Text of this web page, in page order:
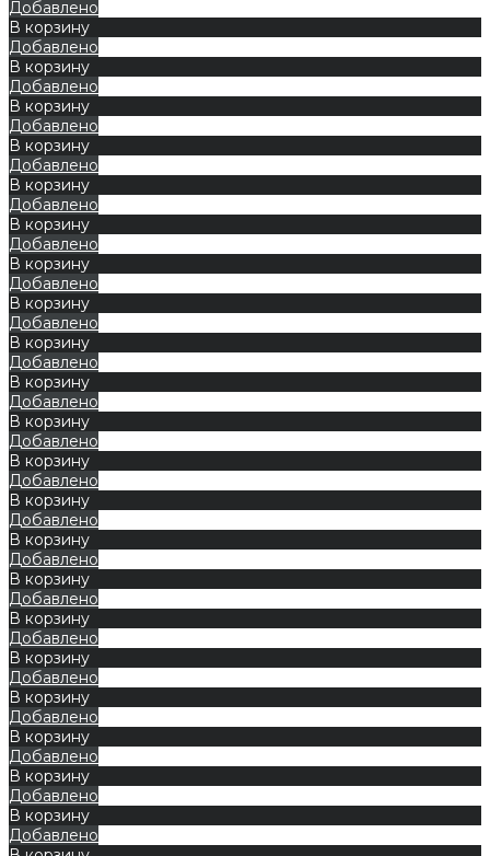
Добавлено
В корзину
Добавлено
В корзину
Добавлено
В корзину
Добавлено
В корзину
Добавлено
В корзину
Добавлено
В корзину
Добавлено
В корзину
Добавлено
В корзину
Добавлено
В корзину
Добавлено
В корзину
Добавлено
В корзину
Добавлено
В корзину
Добавлено
В корзину
Добавлено
В корзину
Добавлено
В корзину
Добавлено
В корзину
Добавлено
В корзину
Добавлено
В корзину
Добавлено
В корзину
Добавлено
В корзину
Добавлено
В корзину
Добавлено